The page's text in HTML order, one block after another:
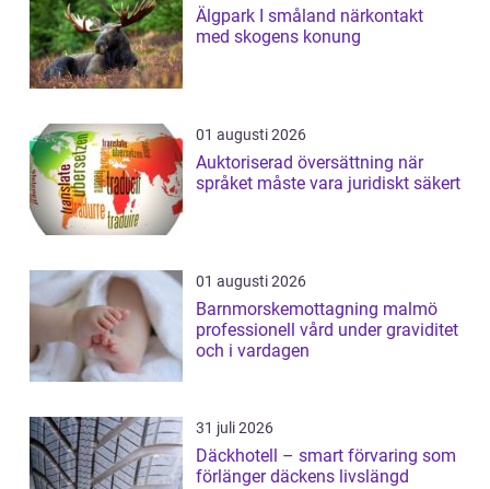
Älgpark I småland närkontakt
med skogens konung
01 augusti 2026
Auktoriserad översättning när
språket måste vara juridiskt säkert
01 augusti 2026
Barnmorskemottagning malmö
professionell vård under graviditet
och i vardagen
31 juli 2026
Däckhotell – smart förvaring som
förlänger däckens livslängd